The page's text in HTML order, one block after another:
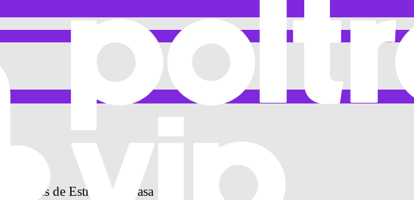
de Estrelas da Casa